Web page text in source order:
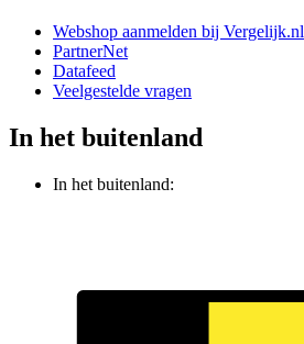
Webshop aanmelden bij Vergelijk.nl
PartnerNet
Datafeed
Veelgestelde vragen
In het buitenland
In het buitenland: